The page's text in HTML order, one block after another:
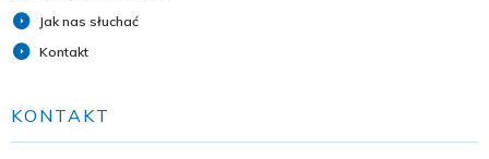
Jak nas słuchać
Kontakt
KONTAKT